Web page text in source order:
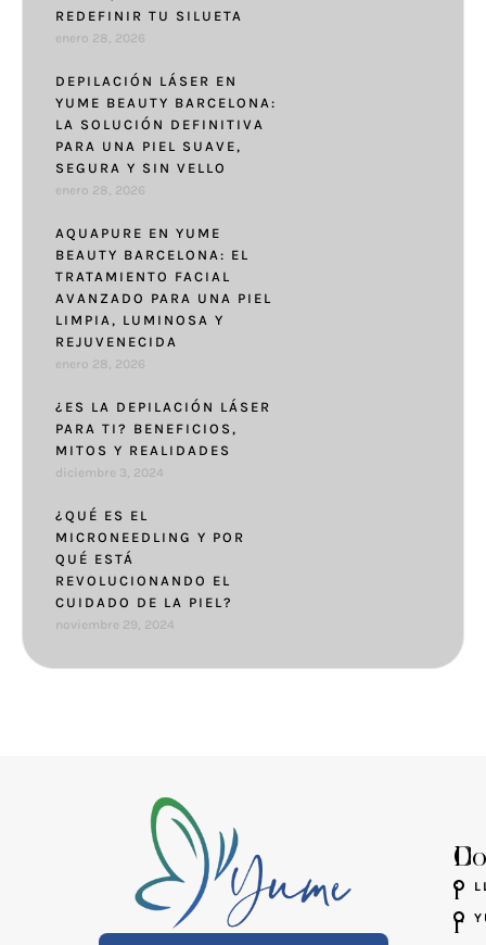
REDEFINIR TU SILUETA
enero 28, 2026
DEPILACIÓN LÁSER EN
YUME BEAUTY BARCELONA:
LA SOLUCIÓN DEFINITIVA
PARA UNA PIEL SUAVE,
SEGURA Y SIN VELLO
enero 28, 2026
AQUAPURE EN YUME
BEAUTY BARCELONA: EL
TRATAMIENTO FACIAL
AVANZADO PARA UNA PIEL
LIMPIA, LUMINOSA Y
REJUVENECIDA
enero 28, 2026
¿ES LA DEPILACIÓN LÁSER
PARA TI? BENEFICIOS,
MITOS Y REALIDADES
diciembre 3, 2024
¿QUÉ ES EL
MICRONEEDLING Y POR
QUÉ ESTÁ
REVOLUCIONANDO EL
CUIDADO DE LA PIEL?
noviembre 29, 2024
D
i
r